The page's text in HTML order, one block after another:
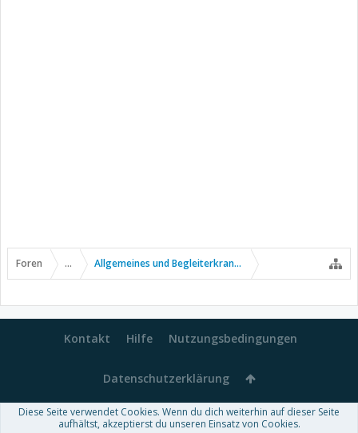
Foren ... Allgemeines und Begleiterkrankungen
Kontakt Hilfe Nutzungsbedingungen
Datenschutzerklärung
Forum software by XenForo™-Deutsch von xenDach
Diese Seite verwendet Cookies. Wenn du dich weiterhin auf dieser Seite
aufhältst, akzeptierst du unseren Einsatz von Cookies.